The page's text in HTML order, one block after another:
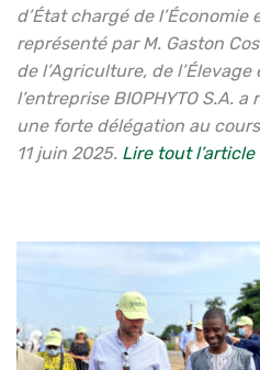
d’État chargé de l’Économie
représenté par M. Gaston
de l’Agriculture, de l’Élevage
l’entreprise BIOPHYTO S.A.
une forte délégation au
11 juin 2025. Lire tout l’article